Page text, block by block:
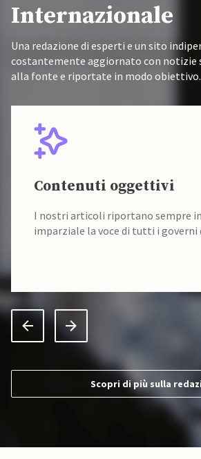
Internazionale
Una redazione di esperti e un sito
costantemente aggiornato con notizie
alla fonte e riportate in modo obiettivo.
Contenuti oggettivi
I nostri articoli riportano sempre
imparziale la voce di tutti i governi
Scopri di più sulla